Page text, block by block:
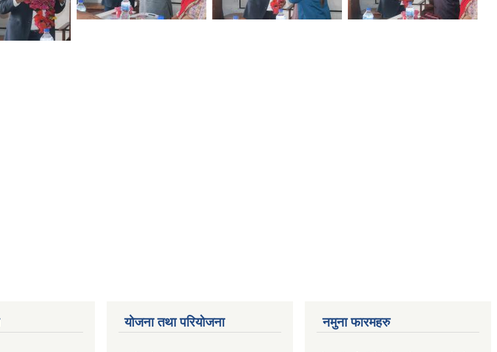
योजना तथा परियोजना नमुना फारमहरु